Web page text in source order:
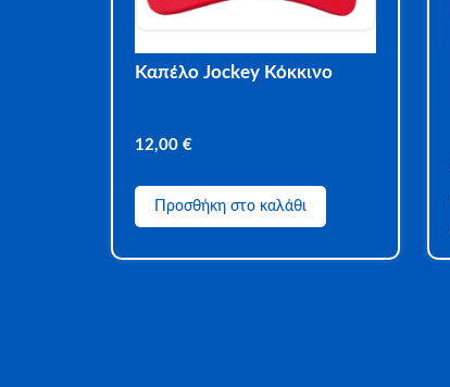
Καπέλο Jockey Κόκκινο
12,00 €
Προσθήκη στο καλάθι